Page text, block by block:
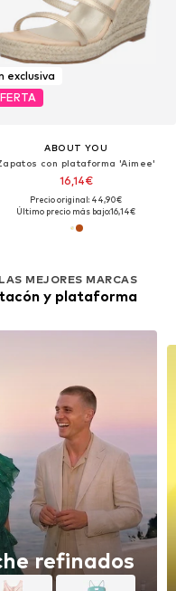
exclusiva
ABOUT YOU
con plataforma 'Aimee'
16,14€
Precio original: 44,90€
Último precio más bajo:16,14€
MEJORES MARCAS
y plataforma
refinados